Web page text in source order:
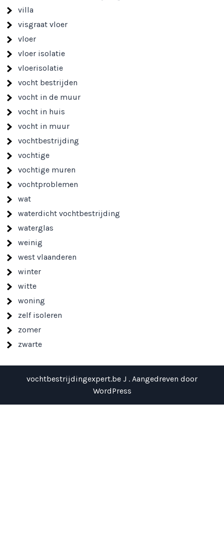
villa
visgraat vloer
vloer
vloer isolatie
vloerisolatie
vocht bestrijden
vocht in de muur
vocht in huis
vocht in muur
vochtbestrijding
vochtige
vochtige muren
vochtproblemen
wat
waterdicht vochtbestrijding
waterglas
weinig
west vlaanderen
winter
witte
woning
zelf isoleren
zomer
zwarte
vochtbestrijdingexpert.be J . Aangedreven door
WordPress